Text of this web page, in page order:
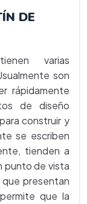
DE
varias
son
rápidamente
de diseño
construir y
se escriben
tienden a
punto de vista
presentan
que la